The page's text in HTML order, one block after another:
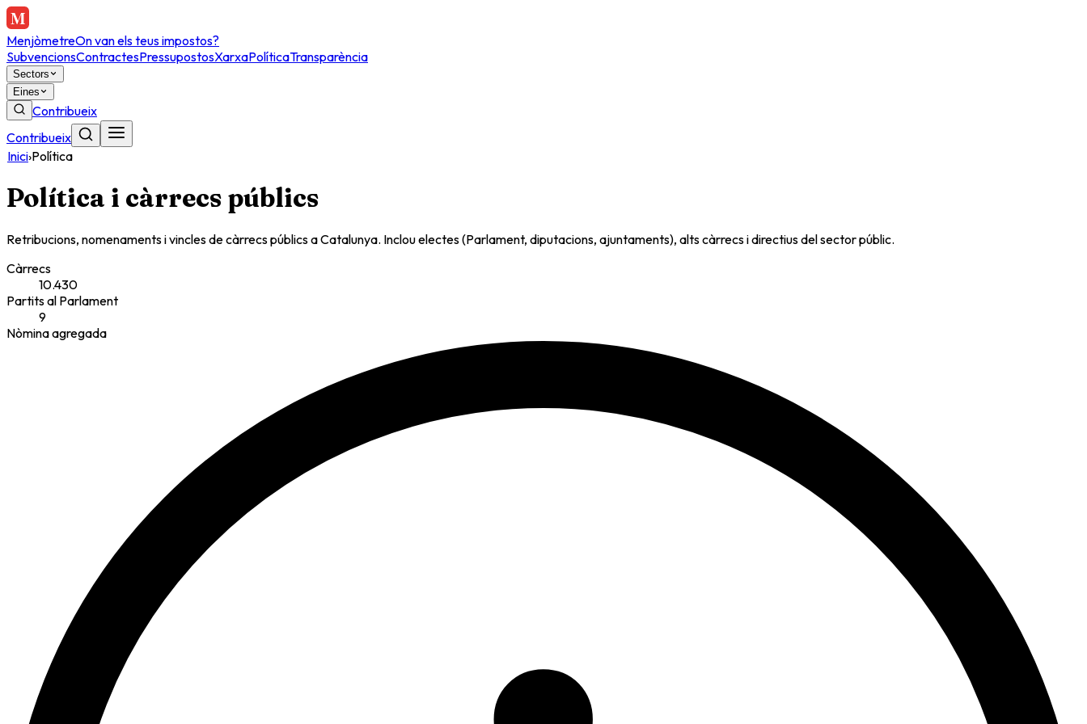
MenjòmetreOn van els teus impostos?
SubvencionsContractesPressupostosXarxaPolíticaTransparència
Sectors
Eines
Contribueix
Contribueix
Inici›Política
Política i càrrecs públics
Retribucions, nomenaments i vincles de càrrecs públics a Catalunya. Inclou electes (Parlament, diputacions, ajuntaments), alts càrrecs i directius del sector públic.
Càrrecs
10.430
Partits al Parlament
9
Nòmina agregada